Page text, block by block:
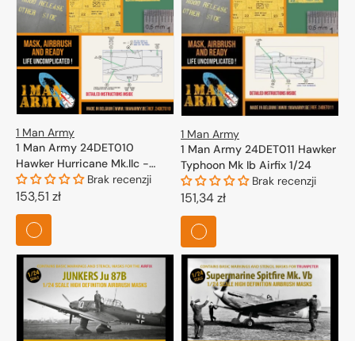
1 Man Army
1 Man Army 24DET010
Hawker Hurricane Mk.IIc -
High Definition Airbrush
Masks for Trumpeter kits 1/24
Brak recenzji
Cena
regularna
153,51 zł
1 Man Army
1 Man Army 24DET011 Hawker
Typhoon Mk Ib Airfix 1/24
Brak recenzji
Cena
regularna
151,34 zł